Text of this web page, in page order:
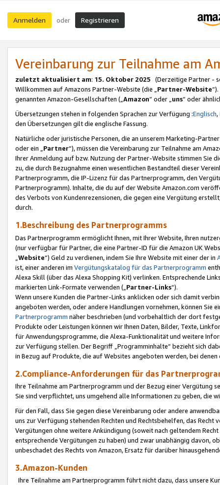
Anmelden oder Registrieren
Vereinbarung zur Teilnahme am
zuletzt aktualisiert am: 15. Oktober 2025 (Derzeitige Partner -
Willkommen auf Amazons Partner-Website (die „Partner-Website
genannten Amazon-Gesellschaften („Amazon“ oder „uns“ oder
Übersetzungen stehen in folgenden Sprachen zur Verfügung :Englisch,
den Übersetzungen gilt die englische Fassung.
Natürliche oder juristische Personen, die an unserem Marketing-
oder ein „Partner“), müssen die Vereinbarung zur Teilnahme am
Ihrer Anmeldung auf bzw. Nutzung der Partner-Website stimmen Sie
zu, die durch Bezugnahme einen wesentlichen Bestandteil dieser
Partnerprogramm, die IP-Lizenz für das Partnerprogramm, den
Partnerprogramm). Inhalte, die du auf der Website Amazon.com
des Verbots von Kundenrezensionen, die gegen eine Vergütung
durch.
1.Beschreibung des Partnerprogramms
Das Partnerprogramm ermöglicht Ihnen, mit Ihrer Website, Ihren
(nur verfügbar für Partner, die eine Partner-ID für die Amazon UK
Website“) Geld zu verdienen, indem Sie Ihre Website mit einer der in
ist, einer anderen im Vergütungskatalog für das Partnerprogramm
Alexa Skill (über das Alexa Shopping Kit) verlinken. Entsprechende
markierten Link-Formate verwenden („ Partner-Links“).
Wenn unsere Kunden die Partner-Links anklicken oder sich damit
angeboten werden, oder andere Handlungen vornehmen, können Sie
Partnerprogramm näher beschrieben (und vorbehaltlich der dort
Produkte oder Leistungen können wir Ihnen Daten, Bilder, Texte,
für Anwendungsprogramme, die Alexa-Funktionalität und weitere
zur Verfügung stellen. Der Begriff „Programminhalte“ bezieht sich
in Bezug auf Produkte, die auf Websites angeboten werden, bei
2.Compliance-Anforderungen für das
Ihre Teilnahme am Partnerprogramm und der Bezug einer Vergütung
Sie sind verpflichtet, uns umgehend alle Informationen zu geben, die
Für den Fall, dass Sie gegen diese Vereinbarung oder andere
uns zur Verfügung stehenden Rechten und Rechtsbehelfen, das
Vergütungen ohne weitere Ankündigung (soweit nach geltendem
entsprechende Vergütungen zu haben) und zwar unabhängig davon,
unbeschadet des Rechts von Amazon, Ersatz für darüber
3.Amazon-Kunden
Ihre Teilnahme am Partnerprogramm führt nicht dazu, dass unsere